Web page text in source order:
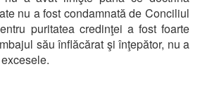
nu a fost condamnată de Conciliul
puritatea credinţei a fost foarte
său înflăcărat şi înţepător, nu a